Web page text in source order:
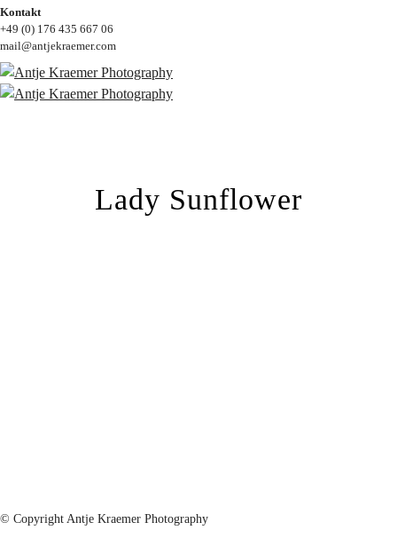
Kontakt
+49 (0) 176 435 667 06
mail@antjekraemer.com
Lady Sunflower
© Copyright Antje Kraemer Photography